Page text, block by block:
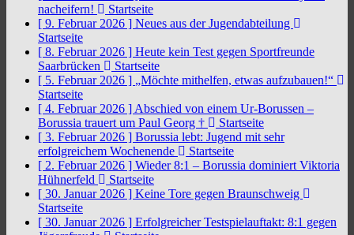
nacheifern!
Startseite
[ 9. Februar 2026 ] Neues aus der Jugendabteilung
Startseite
[ 8. Februar 2026 ] Heute kein Test gegen Sportfreunde
Saarbrücken
Startseite
[ 5. Februar 2026 ] „Möchte mithelfen, etwas aufzubauen!“
Startseite
[ 4. Februar 2026 ] Abschied von einem Ur-Borussen –
Borussia trauert um Paul Georg †
Startseite
[ 3. Februar 2026 ] Borussia lebt: Jugend mit sehr
erfolgreichem Wochenende
Startseite
[ 2. Februar 2026 ] Wieder 8:1 – Borussia dominiert Viktoria
Hühnerfeld
Startseite
[ 30. Januar 2026 ] Keine Tore gegen Braunschweig
Startseite
[ 30. Januar 2026 ] Erfolgreicher Testspielauftakt: 8:1 gegen